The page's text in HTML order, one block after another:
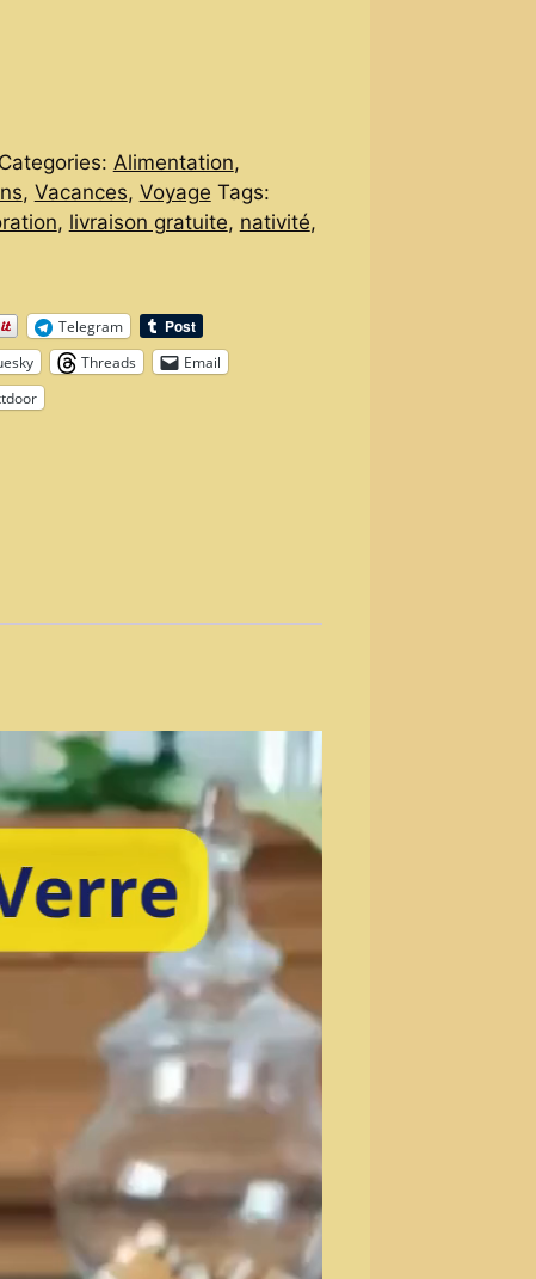
Categories: Alimentation,
, Vacances, Voyage Tags:
, livraison gratuite, nativité,
Telegram
Threads
Email